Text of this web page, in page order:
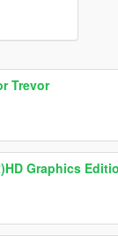
Trevor
Graphics